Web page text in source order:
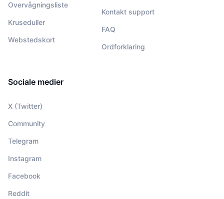
Overvågningsliste
Kruseduller
Webstedskort
Kontakt support
FAQ
Ordforklaring
Sociale medier
X (Twitter)
Community
Telegram
Instagram
Facebook
Reddit